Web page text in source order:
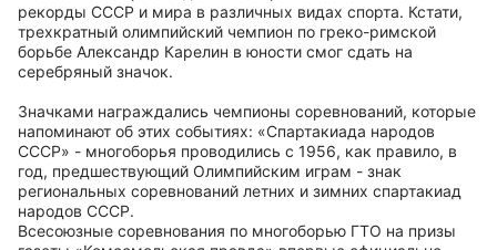
рекорды СССР и мира в различных видах спорта. Кстати,
трехкратный олимпийский чемпион по греко-римской
борьбе Александр Карелин в юности смог сдать на
серебряный значок.
Значками награждались чемпионы соревнований, которые
напоминают об этих событиях: «Спартакиада народов
СССР» - многоборья проводились с 1956, как правило, в
год, предшествующий Олимпийским играм - знак
региональных соревнований летних и зимних спартакиад
народов СССР.
Всесоюзные соревнования по многоборью ГТО на призы